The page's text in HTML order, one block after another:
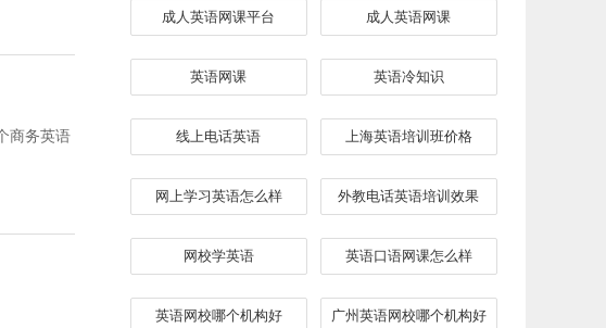
商务英语
成人英语网课平台 成人英语网课
英语网课 英语冷知识
线上电话英语 上海英语培训班价格
网上学习英语怎么样 外教电话英语培训效果
网校学英语 英语口语网课怎么样
英语网校哪个机构好 广州英语网校哪个机构好